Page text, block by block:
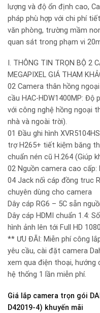
lượng và độ ổn định cao,
pháp phù hợp với chi phí
văn phòng, trường mầm
quan sát trong phạm vi
I. THÔNG TIN TRỌN BỘ 2
MEGAPIXEL GIÁ THAM
02 Camera thân hồng
cầu HAC-HDW1400MP: Độ
với công nghệ hồng ngoại
nhà và ngoài trời).
01 Đầu ghi hình
trợ H265+ tiết kiệm băng
chuẩn nén cũ H.264 (Giúp
02 Nguồn camera cao cấp:
04 Jack nối cáp đồng truc
chuyên dùng cho camera
Dây cáp RG6 – 5C sẵn
Dây cáp HDMI chuẩn 1.4:
hình ảnh lên tới Full HD
** ƯU ĐÃI: Miễn phí công
yêu cầu, cài đặt camera
xem qua điện thoại, hướng
hệ thống 1 lần miễn phí.
Giá lắp camera trọn gói
D42019-4) khuyến mãi